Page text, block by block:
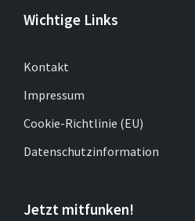
Wichtige Links
Kontakt
Impressum
Cookie-Richtlinie (EU)
Datenschutzinformation
Jetzt mitfunken!